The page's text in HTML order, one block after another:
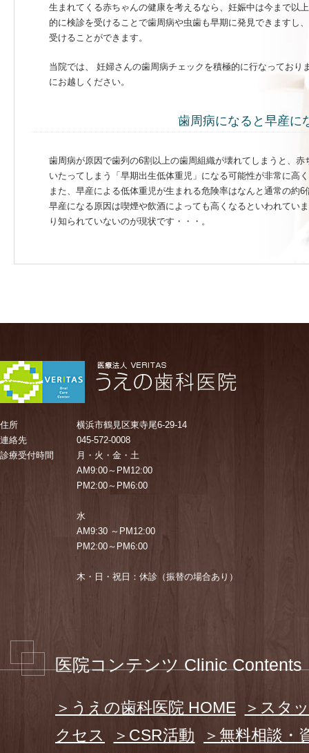
生まれてくる赤ちゃんの健康を考えるなら、妊娠中は今まで以
的に検診を受けることで歯周病や虫歯も早期に発見できますし
受けることができます。
当院では、 妊婦さんの歯周病チェックを積極的に行なってお
にお越しください。
歯周病になると早産に
歯周病が原因で歯列の6割以上の歯周組織が壊れてしまうと、
いたってしまう「早期出生低体重児」になる可能性が非常に高
また、早産による低体重児が生まれる危険率はなんと通常の約
早産になる原因は喫煙や飲酒によっても高くなるといわれてい
り知られていないのが現状です・・・。
住所
横浜市鶴見区東寺尾6-29-14
連絡先
045-572-0008
診療受付時間
月・火・金・土
AM9:00～PM12:00
PM2:00～PM6:00
水
AM9:30 ～PM12:00
PM2:00～PM6:00
木・日・祝日：休診（振替の場合あり）
医院コンテンツ Clinic Contents
＞うえの歯科医院 HOME
＞スタ
クセス
＞CSR活動
＞無料相談・